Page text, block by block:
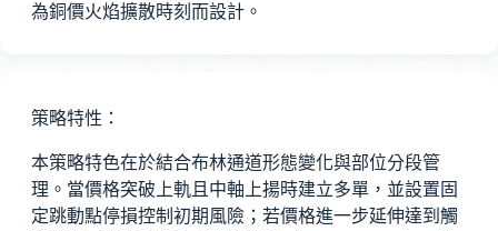
為銅價火焰擴散時刻而設計。
策略特性：
本策略特色在於結合布林通道形態變化與部位分段管
理。當價格突破上軌且中軸上揚時建立多單，並設置固
定跳動點停損控制初期風險；若價格進一步延伸達到觸